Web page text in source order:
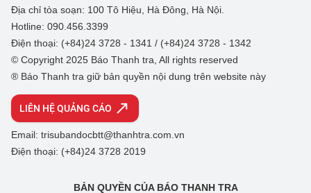
Địa chỉ tòa soạn: 100 Tô Hiệu, Hà Đông, Hà Nội.
Hotline: 090.456.3399
Điện thoại: (+84)24 3728 - 1341 / (+84)24 3728 - 1342
© Copyright 2025 Báo Thanh tra, All rights reserved
® Báo Thanh tra giữ bản quyền nội dung trên website này
LIÊN HỆ QUẢNG CÁO
Email: trisubandocbtt@thanhtra.com.vn
Điện thoại: (+84)24 3728 2019
BẢN QUYỀN CỦA BÁO THANH TRA